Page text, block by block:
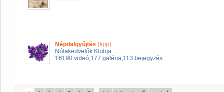
Népdalgyűjtés (tipp)
Nótakedvelők Klubja
16190 videó,177 galéria,113 bejegyzés